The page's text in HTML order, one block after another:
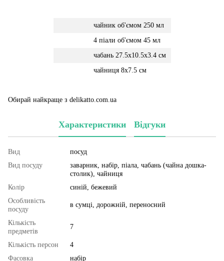
чайник об'ємом 250 мл
4 піали об'ємом 45 мл
чабань 27.5х10.5х3.4 см
чайниця 8х7.5 см
Обирай найкраще з delikatto.com.ua
Характеристики Відгуки
Вид
посуд
Вид посуду
заварник, набір, піала, чабань (чайна дошка-
столик), чайниця
Колір
синій, бежевий
Особливість
посуду
в сумці, дорожній, переносний
Кількість
предметів
7
Кількість персон
4
Фасовка
набір